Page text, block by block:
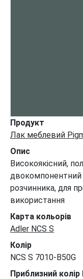
Продукт
Лак меблевий
Опис
Високоякісний,
двокомпонентний
розчинника, для
використання
Карта кольорів
Adler NCS S
Колір
NCS S 7010-B50G
Приблизний колір